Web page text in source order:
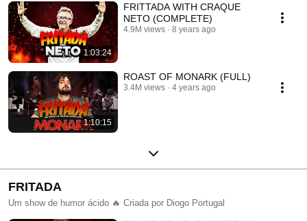
1:03:24
FRITTADA WITH CRAQUE
NETO (COMPLETE)
4.9M views 8 years ago
1:10:15
ROAST OF MONARK (FULL)
3.4M views 4 years ago
FRITADA
Um show de humor ácido 🔥 Criada por Diogo Portugal